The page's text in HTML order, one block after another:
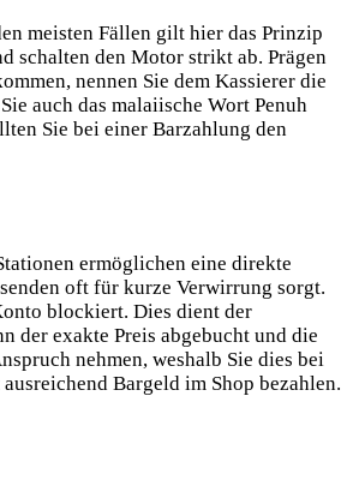
meisten Fällen gilt hier das Prinzip
schalten den Motor strikt ab. Prägen
nennen Sie dem Kassierer die
auch das malaiische Wort Penuh
Sie bei einer Barzahlung den
ermöglichen eine direkte
oft für kurze Verwirrung sorgt.
blockiert. Dies dient der
der exakte Preis abgebucht und die
nehmen, weshalb Sie dies bei
Bargeld im Shop bezahlen.